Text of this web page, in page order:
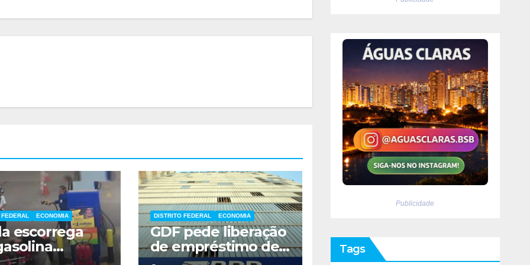
ECONOMIA
escorrega
assalto a
DISTRITO FEDERAL ECONOMIA
GDF pede liberação
de empréstimo de
R$ 6,6 bilhões e
Publicidade
Tags